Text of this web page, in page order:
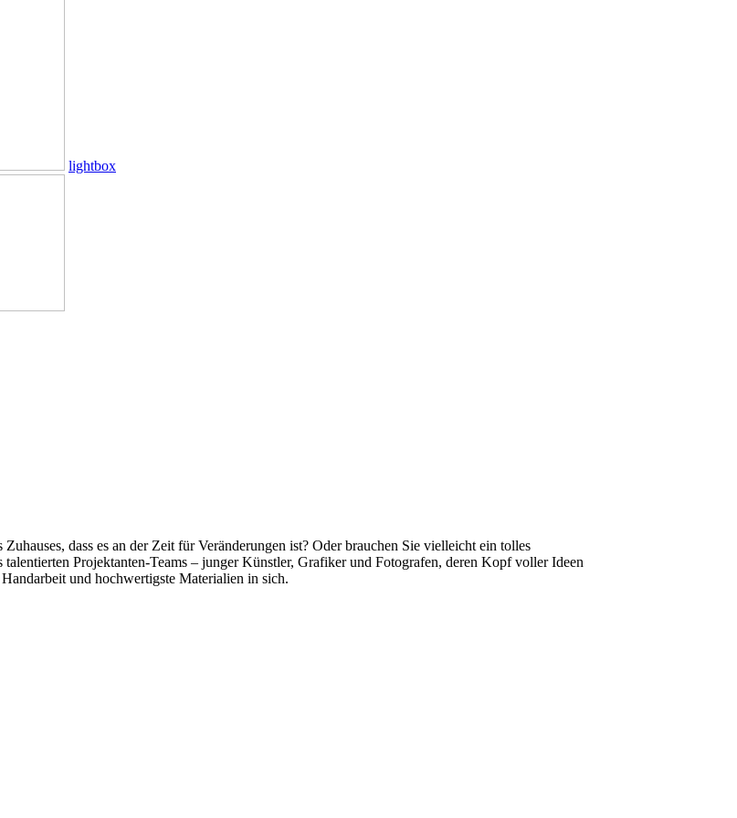
lightbox
dass es an der Zeit für Veränderungen ist? Oder brauchen Sie vielleicht ein tolles
Projektanten-Teams – junger Künstler, Grafiker und Fotografen, deren Kopf voller Ideen
und hochwertigste Materialien in sich.